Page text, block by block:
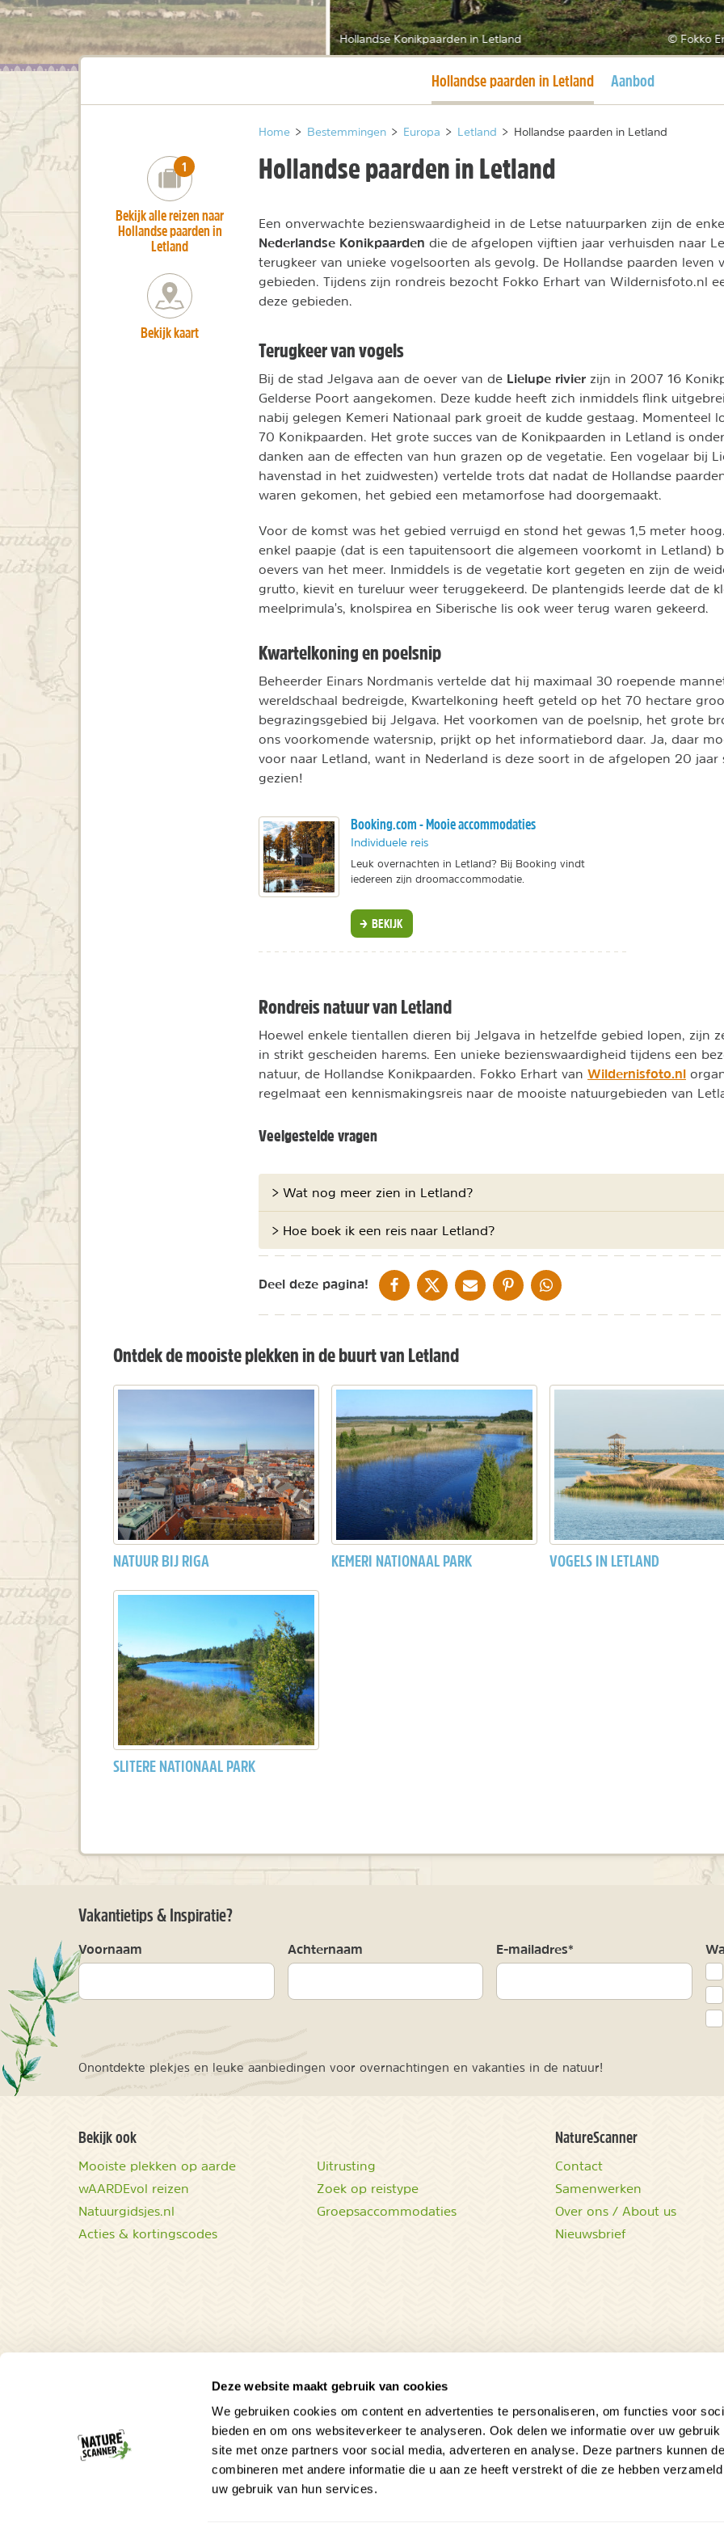
Deze website maakt gebruik van cookies
We gebruiken cookies om content en advertenties te personaliseren, om functies voor
bieden en om ons websiteverkeer te analyseren. Ook delen we informatie over uw gebruik
site met onze partners voor social media, adverteren en analyse. Deze partners kunnen
combineren met andere informatie die u aan ze heeft verstrekt of die ze hebben
uw gebruik van hun services.
Hollandse Konikpaarden in Letland © Fokko
Huidige pagina
Hollandse paarden in Letland Aanbod
Home > Bestemmingen > Europa > Letland > Hollandse paarden in Letland
Hollandse paarden in Letland
Een onverwachte bezienswaardigheid in de Letse natuurparken zijn de
Nederlandse Konikpaarden die de afgelopen vijftien jaar verhuisden naar
terugkeer van unieke vogelsoorten als gevolg. De Hollandse paarden leven
gebieden. Tijdens zijn rondreis bezocht Fokko Erhart van Wildernisfoto.nl
deze gebieden.
Terugkeer van vogels
Bij de stad Jelgava aan de oever van de Lielupe rivier zijn in 2007 16
Gelderse Poort aangekomen. Deze kudde heeft zich inmiddels flink
nabij gelegen Kemeri Nationaal park groeit de kudde gestaag. Momenteel
70 Konikpaarden. Het grote succes van de Konikpaarden in Letland is
danken aan de effecten van hun grazen op de vegetatie. Een vogelaar bij
havenstad in het zuidwesten) vertelde trots dat nadat de Hollandse
waren gekomen, het gebied een metamorfose had doorgemaakt.
Voor de komst was het gebied verruigd en stond het gewas 1,5 meter
enkel paapje (dat is een tapuitensoort die algemeen voorkomt in Letland)
oevers van het meer. Inmiddels is de vegetatie kort gegeten en zijn de
grutto, kievit en tureluur weer teruggekeerd. De plantengids leerde dat de
meelprimula's, knolspirea en Siberische lis ook weer terug waren gekeerd.
Kwartelkoning en poelsnip
Beheerder Einars Nordmanis vertelde dat hij maximaal 30 roepende
wereldschaal bedreigde, Kwartelkoning heeft geteld op het 70 hectare
begrazingsgebied bij Jelgava. Het voorkomen van de poelsnip, het grote
ons voorkomende watersnip, prijkt op het informatiebord daar. Ja, daar
voor naar Letland, want in Nederland is deze soort in de afgelopen 20 jaar
gezien!
Booking.com - Mooie accommodaties
Individuele reis
Leuk overnachten in Letland? Bij Booking vindt
iedereen zijn droomaccommodatie.
BEKIJK
Rondreis natuur van Letland
Hoewel enkele tientallen dieren bij Jelgava in hetzelfde gebied lopen, zijn
in strikt gescheiden harems. Een unieke bezienswaardigheid tijdens een
natuur, de Hollandse Konikpaarden. Fokko Erhart van Wildernisfoto.nl
regelmaat een kennismakingsreis naar de mooiste natuurgebieden van
Veelgestelde vragen
> Wat nog meer zien in Letland?
> Hoe boek ik een reis naar Letland?
Deel deze pagina! DELEN OP FACEBOOK
DELEN OP XDELEN VIA DE MAIL
DELEN OP PINTEREST
DELEN OP WHATSAPP
number_of_trips:
1
Bekijk alle reizen naar
Hollandse paarden in
Letland
Bekijk kaart
Ontdek de mooiste plekken in de buurt van Letland
NATUUR BIJ RIGA KEMERI NATIONAAL PARK VOGELS IN LETLAND
SLITERE NATIONAAL PARK
Vakantietips & Inspiratie?
Voornaam Achternaam E-mailadres*
Onontdekte plekjes en leuke aanbiedingen voor overnachtingen en vakanties in de natuur!
Bekijk ook
Mooiste plekken op aarde
wAARDEvol reizen
Natuurgidsjes.nl
Acties & kortingscodes
Uitrusting
Zoek op reistype
Groepsaccommodaties
NatureScanner
Contact
Samenwerken
Over ons / About us
Nieuwsbrief